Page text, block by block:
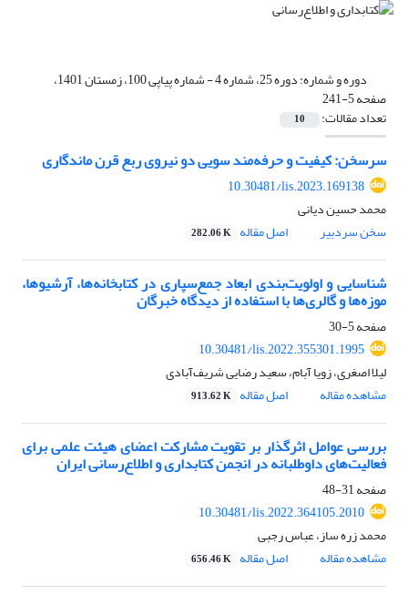
دوره و شماره: دوره 25، شماره 4 - شماره پیاپی 100، زمستان 1401،
صفحه 5-241
تعداد مقالات: 10
سرسخن: کیفیت و حرفه‌مند سویی دو نیروی ربع قرن ماندگاری
10.30481/lis.2023.169138
محمد حسین دیانی
سخن سردبیر
اصل مقاله 282.06 K
شناسایی و اولویت‌بندی ابعاد جمع‌سپاری در کتابخانه‌ها، آرشیوها،
موزه‌ها و گالری‌ها با استفاده از دیدگاه خبرگان
صفحه5-30
10.30481/lis.2022.355301.1995
لیلا اصغری، زویا آبام، سعید رضایی شریف‌آبادی
مشاهده مقاله
اصل مقاله 913.62 K
بررسی عوامل اثرگذار بر تقویت مشارکت اعضای هیئت علمی برای
فعالیت‌های داوطلبانه در انجمن کتابداری و اطلاع‌رسانی ایران
صفحه31-48
10.30481/lis.2022.364105.2010
محمد زره ساز، عباس رجبی
مشاهده مقاله
اصل مقاله 656.46 K